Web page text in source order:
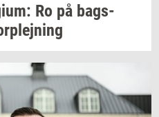
Ro på bags­